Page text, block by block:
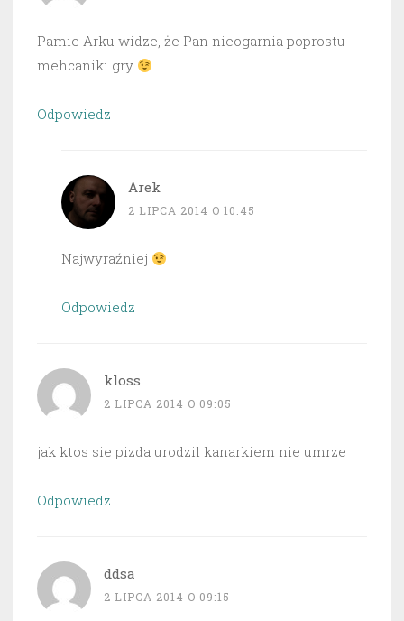
Pamie Arku widze, że Pan nieogarnia poprostu
mehcaniki gry
Odpowiedz
Arek
2 LIPCA 2014 O 10:45
Najwyraźniej
Odpowiedz
kloss
2 LIPCA 2014 O 09:05
jak ktos sie pizda urodzil kanarkiem nie umrze
Odpowiedz
ddsa
2 LIPCA 2014 O 09:15